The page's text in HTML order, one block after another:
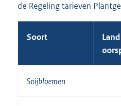
de Regeling tarieven
Soort
Snijbloemen